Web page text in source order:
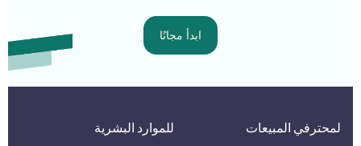
ابدأ مجانًا
لمحترفي المبيعات للموارد البشرية